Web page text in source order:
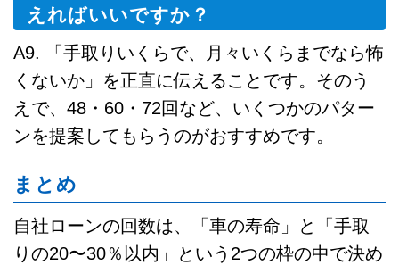
えればいいですか？
A9. 「手取りいくらで、月々いくらまでなら怖
くないか」を正直に伝えることです。そのう
えで、48・60・72回など、いくつかのパター
ンを提案してもらうのがおすすめです。
まとめ
自社ローンの回数は、「車の寿命」と「手取
りの20〜30％以内」という2つの枠の中で決め